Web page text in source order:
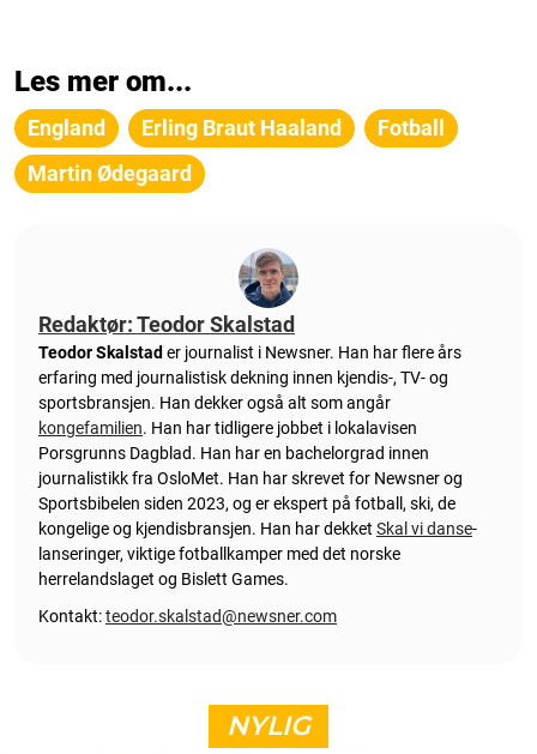
Les mer om...
England Erling Braut Haaland
Fotball
Martin Ødegaard
Redaktør: Teodor Skalstad
Teodor Skalstad er journalist i Newsner. Han har flere års
erfaring med journalistisk dekning innen kjendis-, TV- og
sportsbransjen. Han dekker også alt som angår
kongefamilien. Han har tidligere jobbet i lokalavisen
Porsgrunns Dagblad. Han har en bachelorgrad innen
journalistikk fra OsloMet. Han har skrevet for Newsner og
Sportsbibelen siden 2023, og er ekspert på fotball, ski, de
kongelige og kjendisbransjen. Han har dekket Skal vi danse-
lanseringer, viktige fotballkamper med det norske
herrelandslaget og Bislett Games.
Kontakt:teodor.skalstad@newsner.com
NYLIG